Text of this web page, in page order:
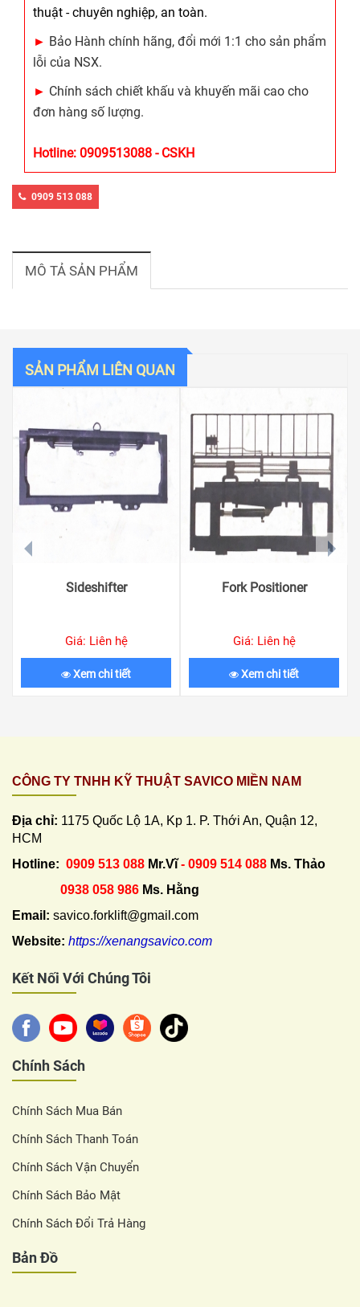
thuật - chuyên nghiệp, an toàn.
► Bảo Hành chính hãng, đổi mới 1:1 cho sản phẩm
lỗi của NSX.
► Chính sách chiết khấu và khuyến mãi cao cho
đơn hàng số lượng.
Hotline: 0909513088 - CSKH
0909 513 088
MÔ TẢ SẢN PHẨM
SẢN PHẨM LIÊN QUAN
Sideshifter
Giá: Liên hệ
Xem chi tiết
Fork Positioner
Giá: Liên hệ
Xem chi tiết
prev next
CÔNG TY TNHH KỸ THUẬT SAVICO MIỀN NAM
Địa chỉ: 1175 Quốc Lộ 1A, Kp 1. P. Thới An, Quận 12,
HCM
Hotline: 0909 513 088 Mr.Vĩ- 0909 514 088 Ms. Thảo
0938 058 986 Ms. Hằng
Email: savico.forklift@gmail.com
Website: https://xenangsavico.com
Kết Nối Với Chúng Tôi
Chính Sách
Chính Sách Mua Bán
Chính Sách Thanh Toán
Chính Sách Vận Chuyển
Chính Sách Bảo Mật
Chính Sách Đổi Trả Hàng
Bản Đồ